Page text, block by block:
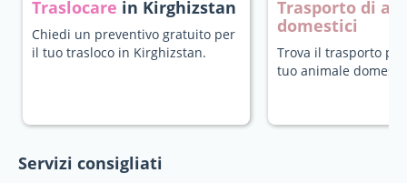
Traslocare in Kirghizstan
Chiedi un preventivo gratuito per
il tuo trasloco in Kirghizstan.
Trasporto di
domestici
Trova il trasporto
tuo animale
Servizi consigliati